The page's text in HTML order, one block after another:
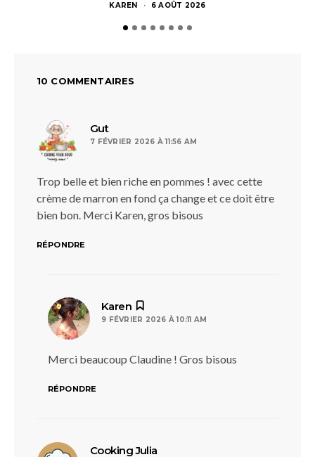
KAREN 6 AOÛT 2026
10 COMMENTAIRES
Gutdit :
7 FÉVRIER 2026 À 11:56 AM
Trop belle et bien riche en pommes ! avec cette
crème de marron en fond ça change et ce doit être
bien bon. Merci Karen, gros bisous
RÉPONDRE
Karen
9 FÉVRIER 2026 À 10:11 AM
Merci beaucoup Claudine ! Gros bisous
RÉPONDRE
Cooking Julia